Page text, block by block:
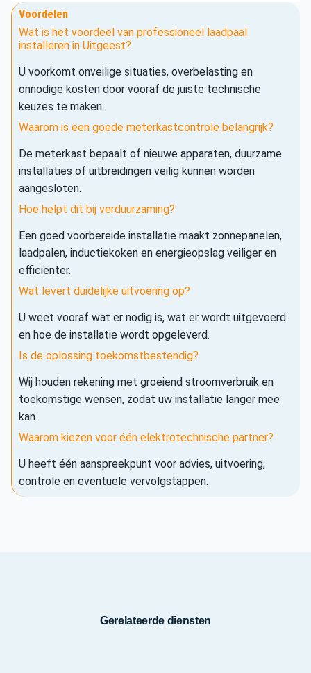
Voordelen
Wat is het voordeel van professioneel laadpaal
installeren in Uitgeest?
U voorkomt onveilige situaties, overbelasting en
onnodige kosten door vooraf de juiste technische
keuzes te maken.
Waarom is een goede meterkastcontrole belangrijk?
De meterkast bepaalt of nieuwe apparaten, duurzame
installaties of uitbreidingen veilig kunnen worden
aangesloten.
Hoe helpt dit bij verduurzaming?
Een goed voorbereide installatie maakt zonnepanelen,
laadpalen, inductiekoken en energieopslag veiliger en
efficiënter.
Wat levert duidelijke uitvoering op?
U weet vooraf wat er nodig is, wat er wordt uitgevoerd
en hoe de installatie wordt opgeleverd.
Is de oplossing toekomstbestendig?
Wij houden rekening met groeiend stroomverbruik en
toekomstige wensen, zodat uw installatie langer mee
kan.
Waarom kiezen voor één elektrotechnische partner?
U heeft één aanspreekpunt voor advies, uitvoering,
controle en eventuele vervolgstappen.
Gerelateerde diensten